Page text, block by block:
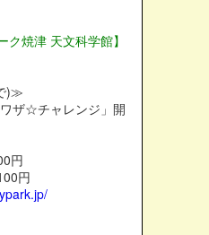
ク焼津 天文科学館】
)≫
ワザ☆チャレンジ」開
円
円